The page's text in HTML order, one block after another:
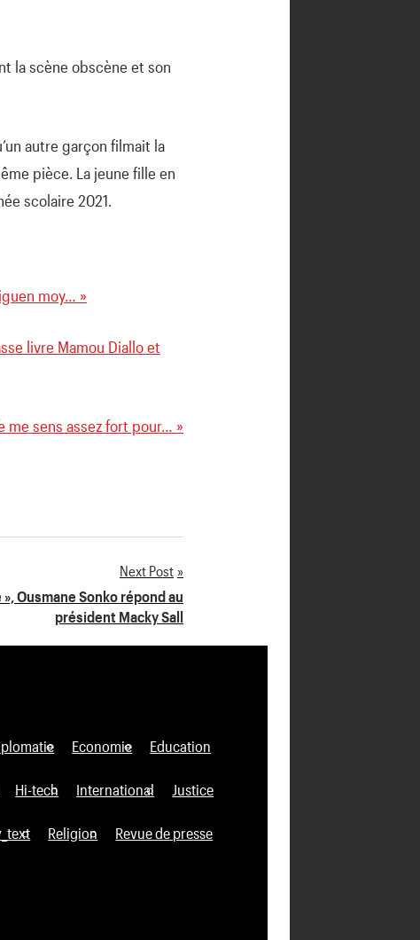
la scène obscène et son
autre garçon filmait la
pièce. La jeune fille en
scolaire 2021.
moy… »
livre Mamou Diallo et
me sens assez fort pour… »
Next Post
Ousmane Sonko répond au
président Macky Sall
Economie Education
Hi-tech International Justice
Religion Revue de presse